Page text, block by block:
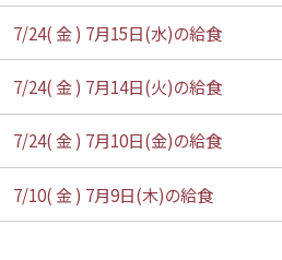
7/24( 金 ) 7月15日(水)の給食
7/24( 金 ) 7月14日(火)の給食
7/24( 金 ) 7月10日(金)の給食
7/10( 金 ) 7月9日(木)の給食